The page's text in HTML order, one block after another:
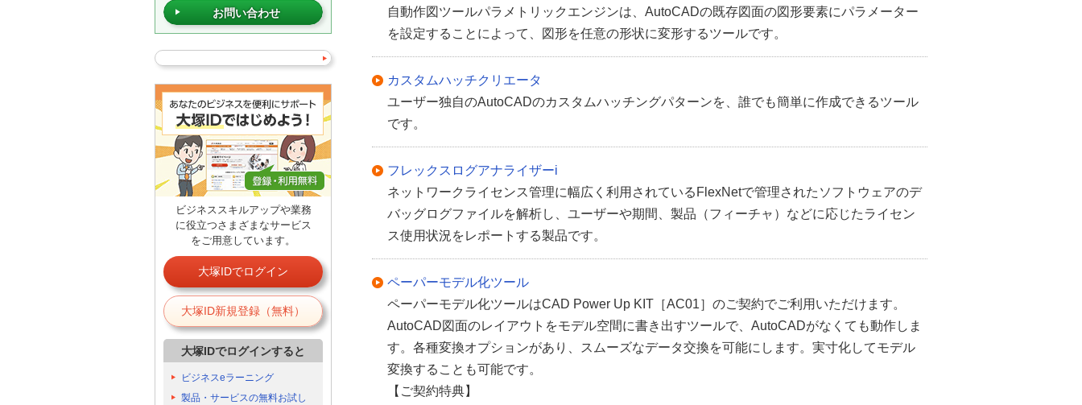
自動作図ツールパラメトリックエンジンは、AutoCADの既存図面の図形要素にパラメーター
を設定することによって、図形を任意の形状に変形するツールです。
カスタムハッチクリエータ
ユーザー独自のAutoCADのカスタムハッチングパターンを、誰でも簡単に作成できるツール
です。
フレックスログアナライザーi
ネットワークライセンス管理に幅広く利用されているFlexNetで管理されたソフトウェアのデ
バッグログファイルを解析し、ユーザーや期間、製品（フィーチャ）などに応じたライセン
ス使用状況をレポートする製品です。
ペーパーモデル化ツール
ペーパーモデル化ツールはCAD Power Up KIT［AC01］のご契約でご利用いただけます。
AutoCAD図面のレイアウトをモデル空間に書き出すツールで、AutoCADがなくても動作しま
す。各種変換オプションがあり、スムーズなデータ交換を可能にします。実寸化してモデル
変換することも可能です。
【ご契約特典】
お問い合わせ
ビジネススキルアップや業務
に役立つさまざまなサービス
をご用意しています。
大塚IDでログイン
大塚ID新規登録（無料）
大塚IDでログインすると
ビジネスeラーニング
製品・サービスの無料お試し